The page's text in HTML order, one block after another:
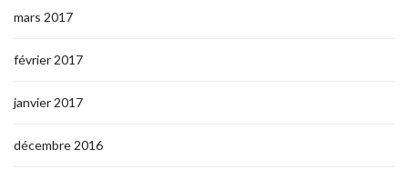
mars 2017
février 2017
janvier 2017
décembre 2016